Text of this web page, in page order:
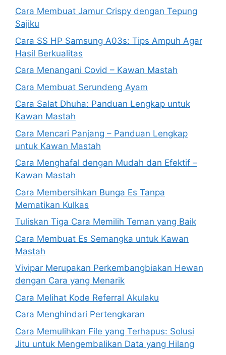
Cara Membuat Jamur Crispy dengan Tepung
Sajiku
Cara SS HP Samsung A03s: Tips Ampuh Agar
Hasil Berkualitas
Cara Menangani Covid – Kawan Mastah
Cara Membuat Serundeng Ayam
Cara Salat Dhuha: Panduan Lengkap untuk
Kawan Mastah
Cara Mencari Panjang – Panduan Lengkap
untuk Kawan Mastah
Cara Menghafal dengan Mudah dan Efektif –
Kawan Mastah
Cara Membersihkan Bunga Es Tanpa
Mematikan Kulkas
Tuliskan Tiga Cara Memilih Teman yang Baik
Cara Membuat Es Semangka untuk Kawan
Mastah
Vivipar Merupakan Perkembangbiakan Hewan
dengan Cara yang Menarik
Cara Melihat Kode Referral Akulaku
Cara Menghindari Pertengkaran
Cara Memulihkan File yang Terhapus: Solusi
Jitu untuk Mengembalikan Data yang Hilang